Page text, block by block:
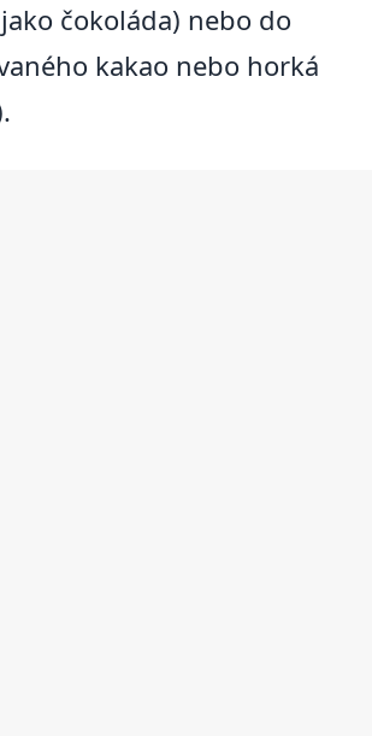
čokoláda) nebo do
kakao nebo horká